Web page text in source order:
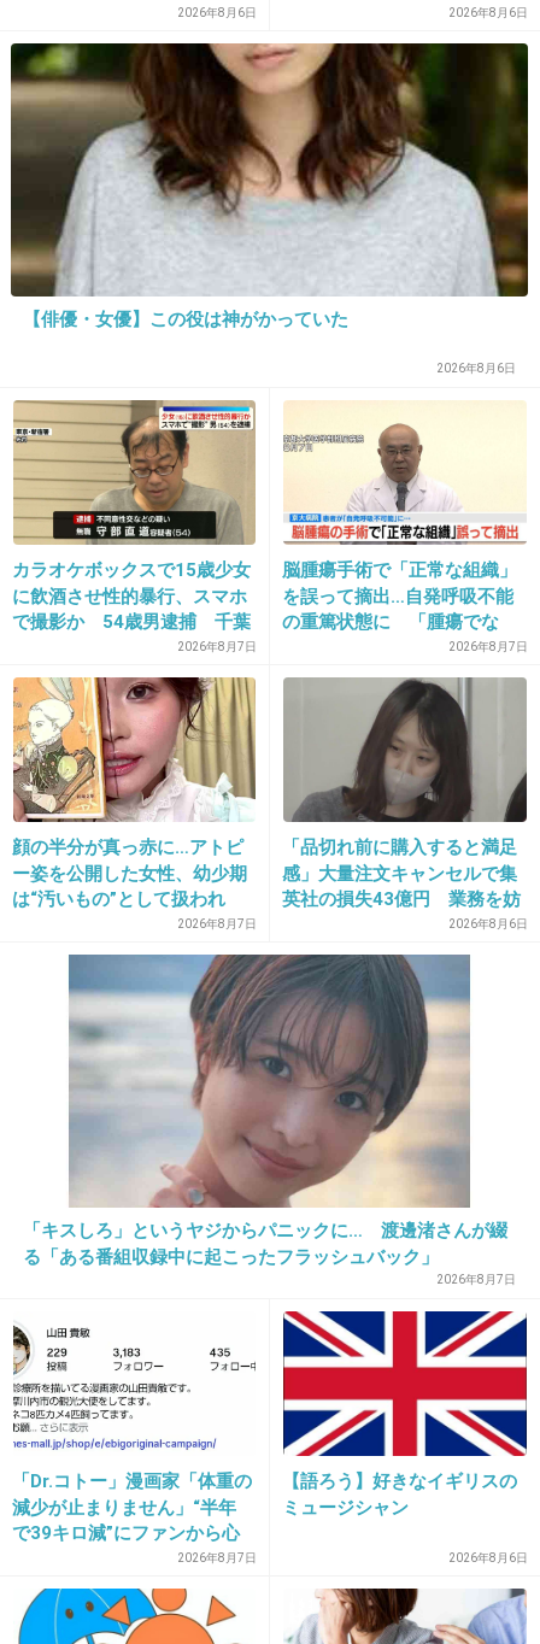
20. 匿名2014/10/08(水) 21:41:57
えぇーそうなの？！じゃあこの子も被害者なの
ね…(;_;)
ってなるわけないでしょ！
-5
知らなかったって言わないと、慰謝料とられる
もんね。慌てて交際みとめちゃった。
22. 匿名2014/10/08(水) 21:42:01
ぜーーーーーったいウソ！
23. 匿名2014/10/08(水) 21:42:10
みんなが使う言い訳だよねー
+100 -4
枕営業かなとも思ったけどやっぱりプライベー
トでのお付き合いだったんだ
+150
2014/10/08(水) 21:42:19
高学歴の恋愛できず男と低学歴の体女の物語
26. 匿名2014/10/08(水) 21:42:21
キス写真撮られた以上は付き合ってないとは言
えないもんね。
付き合ってたけど不倫とは知らなかったとしか
言いようがないよね。笑
出典：up.gc-img.net
2位 高橋藍 3位 大谷翔平2026年8月6日 2026年8月6日
【俳優・女優】この役は神がかっていた
2026年8月6日
カラオケボックスで15歳少女
に飲酒させ性的暴行、スマホ
で撮影か 54歳男逮捕 千葉
2026年8月7日
脳腫瘍手術で「正常な組織」
を誤って摘出…自発呼吸不能
の重篤状態に 「腫瘍でな
い」結果出ても“勘違い”で摘
出継続 通常の生活送ってい
た患者が手足も動かず 京大
2026年8月7日
顔の半分が真っ赤に…アトピ
ー姿を公開した女性、幼少期
は“汚いもの”として扱われ
「人に触れる行為に罪悪感を
持っていた」
2026年8月7日
「品切れ前に購入すると満足
感」大量注文キャンセルで集
英社の損失43億円 業務を妨
害した疑いで32歳女を逮捕
2026年8月6日
「キスしろ」というヤジからパニックに… 渡邊渚さんが綴
る「ある番組収録中に起こったフラッシュバック」
2026年8月7日
「Dr.コトー」漫画家「体重の
減少が止まりません」“半年
で39キロ減”にファンから心
2026年8月7日
【語ろう】好きなイギリスの
ミュージシャン
2026年8月6日